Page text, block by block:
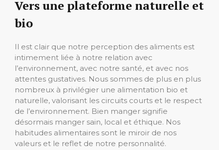
Vers une plateforme naturelle et
bio
Il est clair que notre perception des aliments est
intimement liée à notre relation avec
l’environnement, avec notre santé, et avec nos
attentes gustatives. Nous sommes de plus en plus
nombreux à privilégier une alimentation bio et
naturelle, valorisant les circuits courts et le respect
de l’environnement. Bien manger signifie
désormais manger sain, local et éthique. Nos
habitudes alimentaires sont le miroir de nos
valeurs et le reflet de notre personnalité.